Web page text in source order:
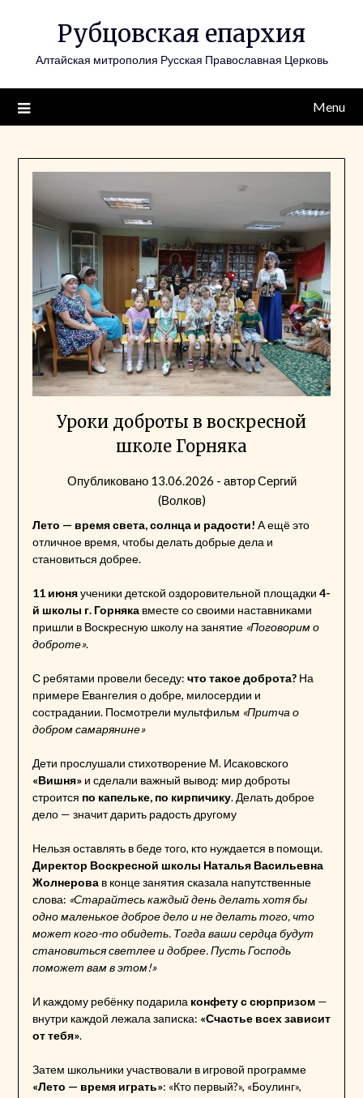
Рубцовская епархия
Алтайская митрополия Русская Православная Церковь
Menu
Уроки доброты в воскресной
школе Горняка
Опубликовано 13.06.2026 - авторСергий
(Волков)
Лето — время света, солнца и радости! А ещё это
отличное время, чтобы делать добрые дела и
становиться добрее.
11 июняученики детской оздоровительной площадки 4-
й школы г. Горнякавместе со своими наставниками
пришли в Воскресную школу на занятие «Поговорим о
доброте».
С ребятами провели беседу: что такое доброта?На
примере Евангелия о добре, милосердии и
сострадании. Посмотрели мультфильм «Притча о
добром самарянине»
Дети прослушали стихотворение М. Исаковского
«Вишня»и сделали важный вывод: мир доброты
строится по капельке, по кирпичику. Делать доброе
дело — значит дарить радость другому
Нельзя оставлять в беде того, кто нуждается в помощи.
Директор Воскресной школы Наталья Васильевна
Жолнеровав конце занятия сказала напутственные
слова: «Старайтесь каждый день делать хотя бы
одно маленькое доброе дело и не делать того, что
может кого-то обидеть. Тогда ваши сердца будут
становиться светлее и добрее. Пусть Господь
поможет вам в этом!»
И каждому ребёнку подарила конфету с сюрпризом—
внутри каждой лежала записка: «Счастье всех зависит
от тебя».
Затем школьники участвовали в игровой программе
«Лето — время играть»: «Кто первый?», «Боулинг»,